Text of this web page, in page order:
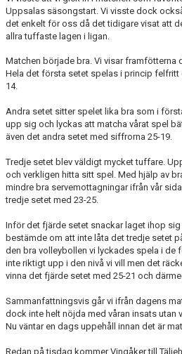
Uppsalas säsongstart. Vi visste dock
det enkelt för oss då det tidigare visat att
allra tuffaste lagen i ligan.
Matchen började bra. Vi visar framfötterna
Hela det första setet spelas i princip felfritt
14.
Andra setet sitter spelet lika bra som i
upp sig och lyckas att matcha vårat spel
även det andra setet med siffrorna 25-19.
Tredje setet blev väldigt mycket tuffare.
och verkligen hitta sitt spel. Med hjälp av
mindre bra servemottagningar ifrån vår
tredje setet med 23-25.
Inför det fjärde setet snackar laget ihop sig
bestämde om att inte låta det tredje setet
den bra volleybollen vi lyckades spela i de
inte riktigt upp i den nivå vi vill men det
vinna det fjärde setet med 25-21 och
Sammanfattningsvis går vi ifrån dagens
dock inte helt nöjda med våran insats utan
Nu väntar en dags uppehåll innan det är
Redan på tisdag kommer Vingåker till